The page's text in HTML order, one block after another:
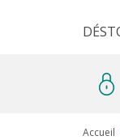
Accueil